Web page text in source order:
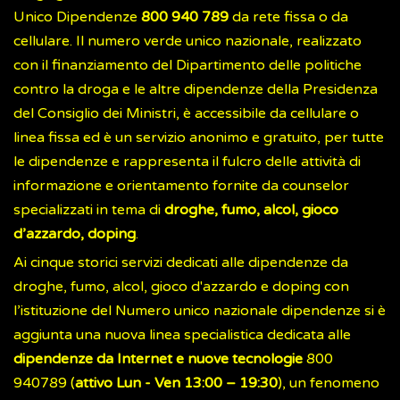
Unico Dipendenze 800 940 789 da rete fissa o da
cellulare. Il numero verde unico nazionale, realizzato
con il finanziamento del Dipartimento delle politiche
contro la droga e le altre dipendenze della Presidenza
del Consiglio dei Ministri, è accessibile da cellulare o
linea fissa ed è un servizio anonimo e gratuito, per tutte
le dipendenze e rappresenta il fulcro delle attività di
informazione e orientamento fornite da counselor
specializzati in tema di droghe, fumo, alcol, gioco
d’azzardo, doping.
Ai cinque storici servizi dedicati alle dipendenze da
droghe, fumo, alcol, gioco d'azzardo e doping con
l’istituzione del Numero unico nazionale dipendenze si è
aggiunta una nuova linea specialistica dedicata alle
dipendenze da Internet e nuove tecnologie 800
940789 (attivo Lun - Ven 13:00 – 19:30), un fenomeno